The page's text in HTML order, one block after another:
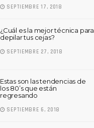
SEPTIEMBRE 17, 2018
¿Cuál es la mejor técnica para
depilar tus cejas?
SEPTIEMBRE 27, 2018
Estas son las tendencias de
los 80’s que están
regresando
SEPTIEMBRE 6, 2018